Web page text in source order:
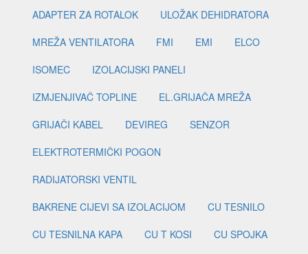
ADAPTER ZA ROTALOK
ULOŽAK DEHIDRATORA
MREŽA VENTILATORA
FMI EMI
ELCO
ISOMEC
IZOLACIJSKI PANELI
IZMJENJIVAČ TOPLINE
EL.GRIJAČA MREŽA
GRIJAČI KABEL
DEVIREG
SENZOR
ELEKTROTERMIČKI POGON
RADIJATORSKI VENTIL
BAKRENE CIJEVI SA IZOLACIJOM
CU TESNILO
CU TESNILNA KAPA
CU T KOSI
CU SPOJKA